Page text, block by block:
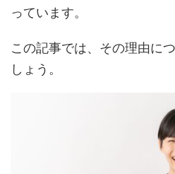
っています。
この記事では、その理由に
しょう。